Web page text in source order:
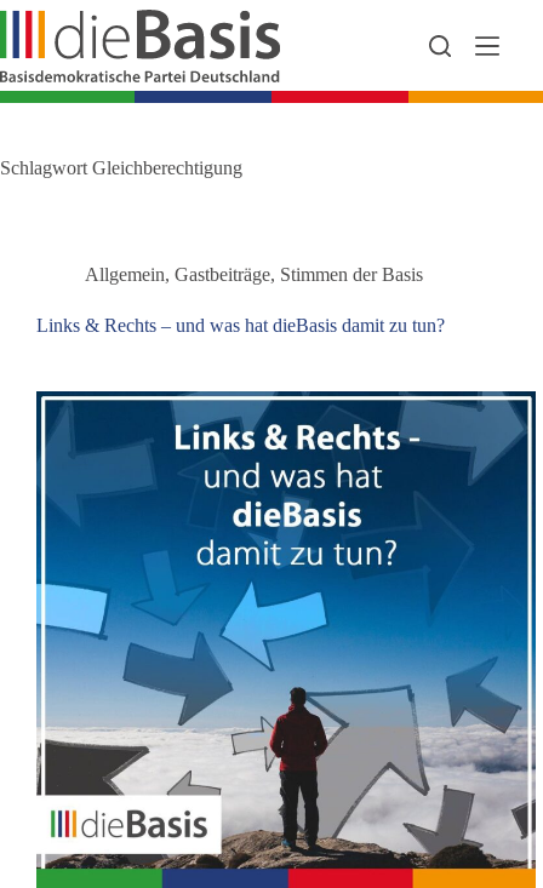
Zum
springen
Schlagwort Gleichberechtigung
Allgemein, Gastbeiträge, Stimmen der Basis
Links & Rechts – und was hat dieBasis damit zu tun?